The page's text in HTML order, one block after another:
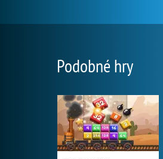
Podobné hry